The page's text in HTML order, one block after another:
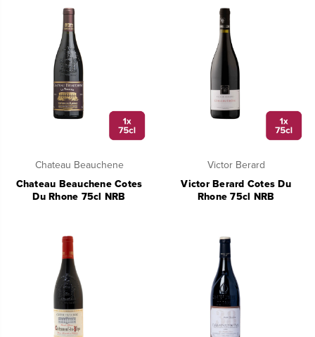
Chateau Beauchene
Chateau Beauchene Cotes
Du Rhone 75cl NRB
Victor Berard
Victor Berard Cotes Du
Rhone 75cl NRB